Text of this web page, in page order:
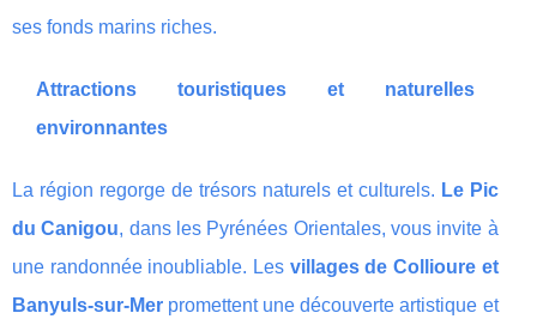
ses fonds marins riches.
Attractions touristiques et naturelles
environnantes
La région regorge de trésors naturels et culturels. Le Pic
du Canigou, dans les Pyrénées Orientales, vous invite à
une randonnée inoubliable. Les villages de Collioure et
Banyuls-sur-Mer promettent une découverte artistique et